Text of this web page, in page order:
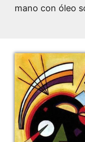
mano con óleo